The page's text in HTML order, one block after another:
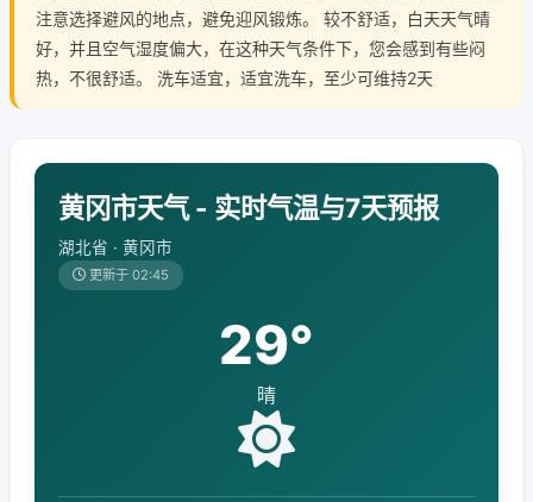
注意选择避风的地点，避免迎风锻炼。 较不舒适，白天天气晴
好，并且空气湿度偏大，在这种天气条件下，您会感到有些闷
热，不很舒适。 洗车适宜，适宜洗车，至少可维持2天
黄冈市天气 - 实时气温与7天预报
湖北省 · 黄冈市
更新于 02:45
29°
晴